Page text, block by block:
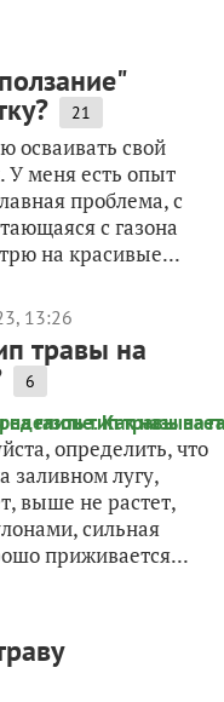
21
осваивать свой
У меня есть опыт
проблема, с
с газона
на красивые...
13:26
травы на
6
определить, что
заливном лугу,
выше не растет,
сильная
приживается...